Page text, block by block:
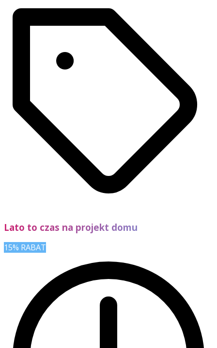
Lato to czas na projekt domu
15% RABAT